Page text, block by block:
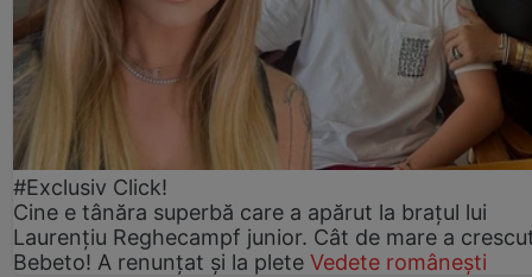
#Exclusiv Click!
Cine e tânăra superbă care a apărut la brațul lui
Laurențiu Reghecampf junior. Cât de mare a
Bebeto! A renunțat și la plete Vedete românești